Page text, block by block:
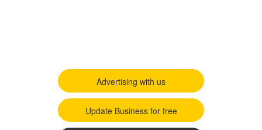
Advertising with us
Update Business for free